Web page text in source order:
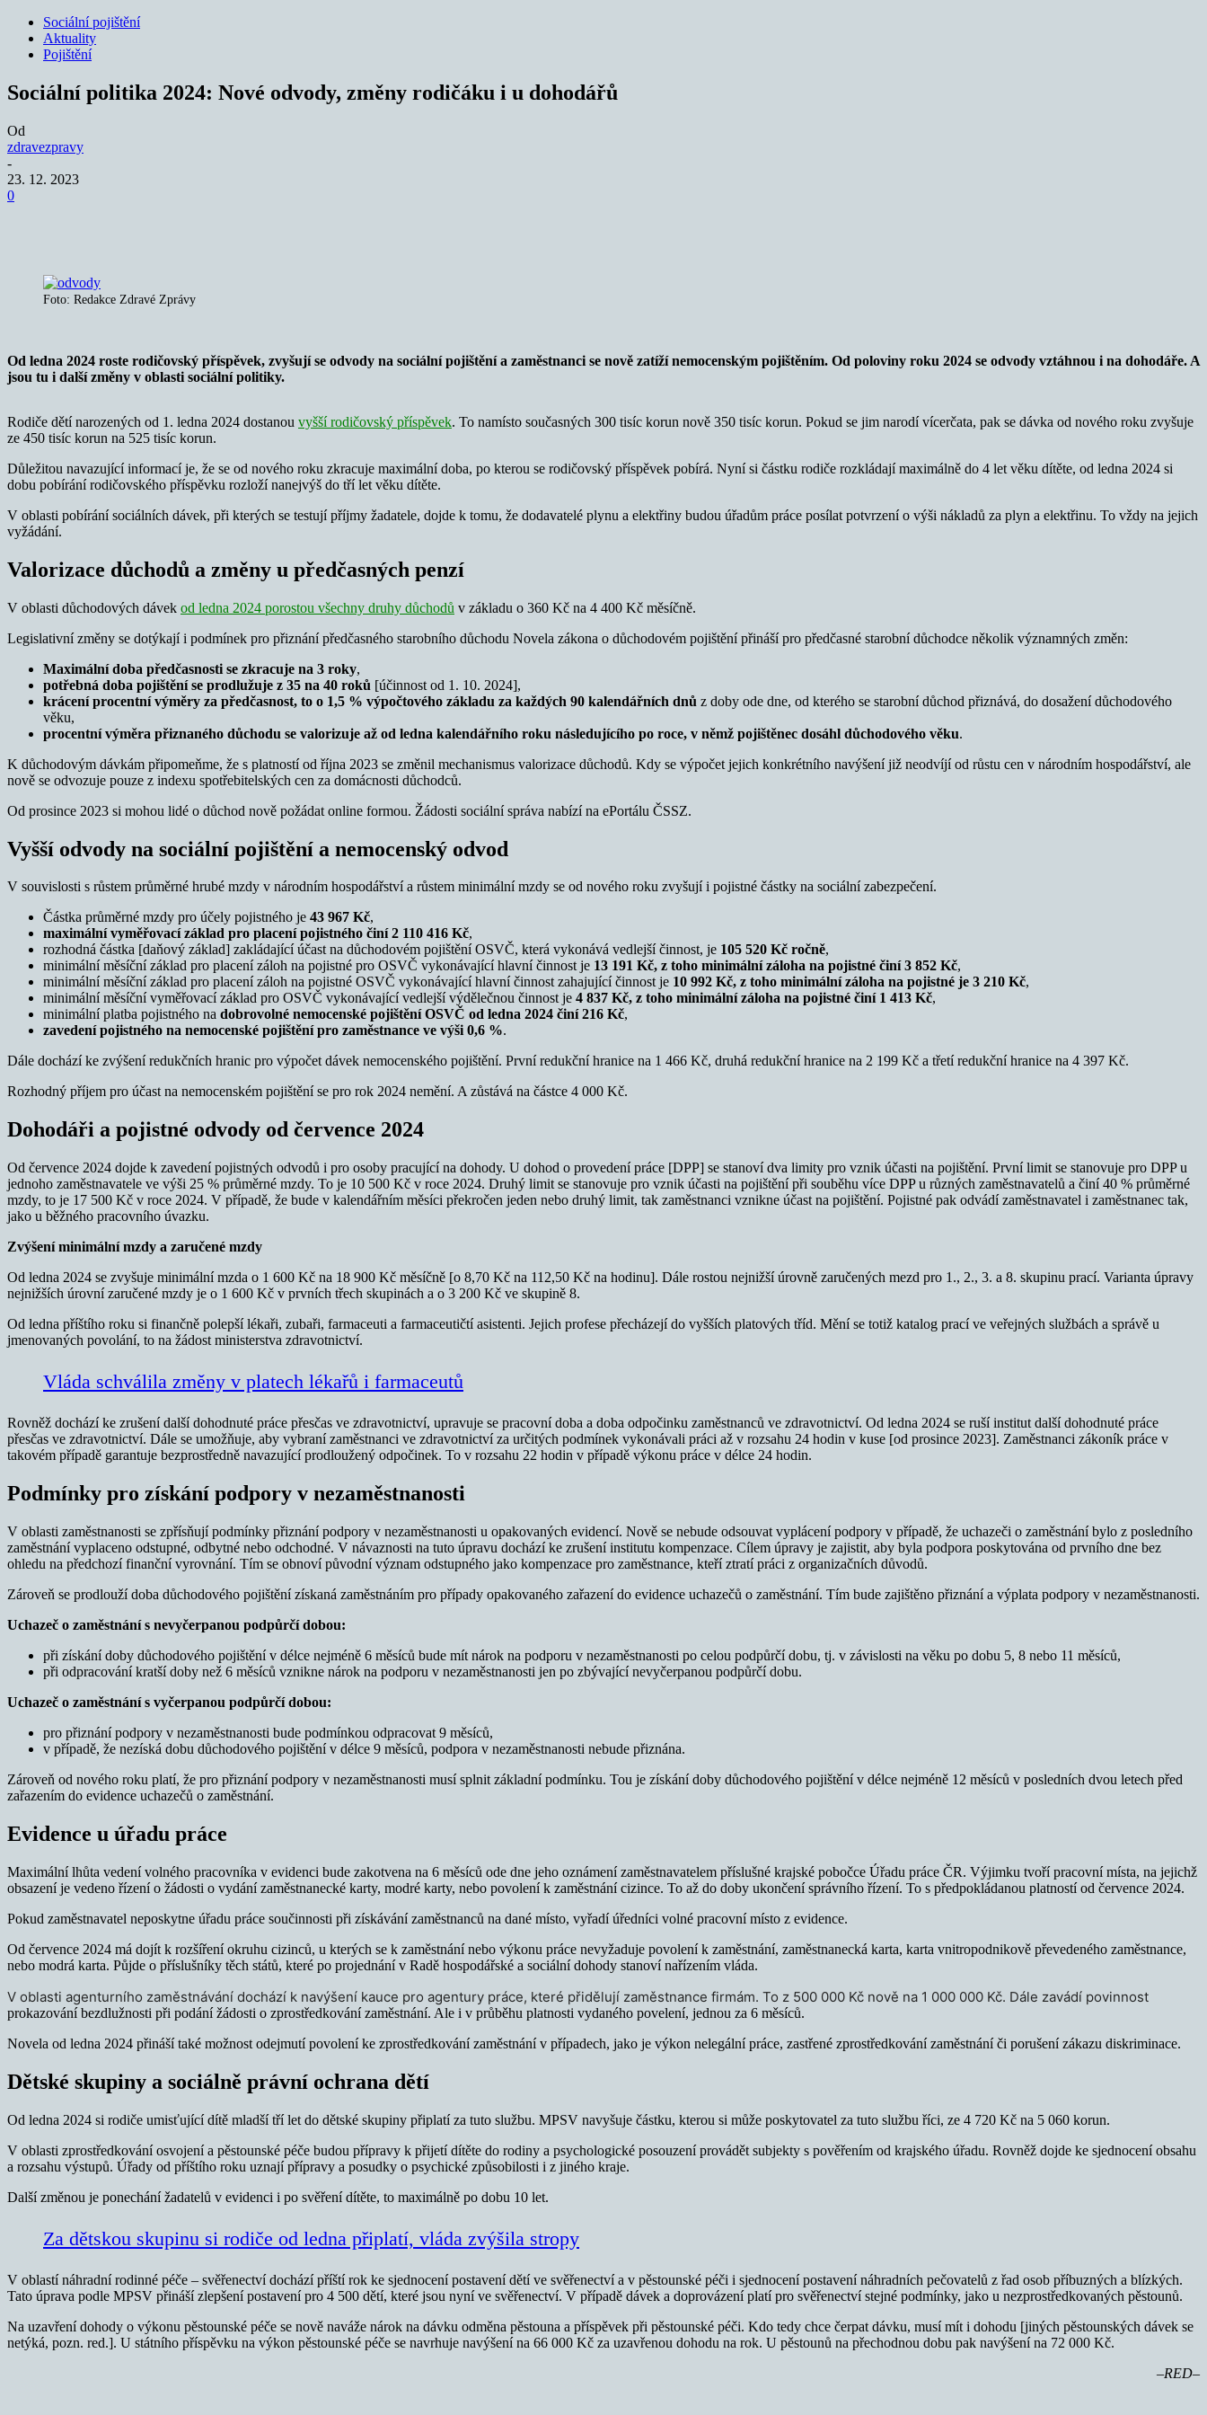
Sociální pojištění
Aktuality
Pojištění
Sociální politika 2024: Nové odvody, změny rodičáku i u dohodářů
Od
zdravezpravy
-
23. 12. 2023
0
Foto: Redakce Zdravé Zprávy
Od ledna 2024 roste rodičovský příspěvek, zvyšují se odvody na sociální pojištění a zaměstnanci se nově zatíží nemocenským pojištěním. Od poloviny roku 2024 se odvody vztáhnou i na dohodáře. A
jsou tu i další změny v oblasti sociální politiky.
Rodiče dětí narozených od 1. ledna 2024 dostanou vyšší rodičovský příspěvek. To namísto současných 300 tisíc korun nově 350 tisíc korun. Pokud se jim narodí vícerčata, pak se dávka od nového roku zvyšuje
ze 450 tisíc korun na 525 tisíc korun.
Důležitou navazující informací je, že se od nového roku zkracuje maximální doba, po kterou se rodičovský příspěvek pobírá. Nyní si částku rodiče rozkládají maximálně do 4 let věku dítěte, od ledna 2024 si
dobu pobírání rodičovského příspěvku rozloží nanejvýš do tří let věku dítěte.
V oblasti pobírání sociálních dávek, při kterých se testují příjmy žadatele, dojde k tomu, že dodavatelé plynu a elektřiny budou úřadům práce posílat potvrzení o výši nákladů za plyn a elektřinu. To vždy na jejich
vyžádání.
Valorizace důchodů a změny u předčasných penzí
V oblasti důchodových dávek od ledna 2024 porostou všechny druhy důchodů v základu o 360 Kč na 4 400 Kč měsíčně.
Legislativní změny se dotýkají i podmínek pro přiznání předčasného starobního důchodu Novela zákona o důchodovém pojištění přináší pro předčasné starobní důchodce několik významných změn:
Maximální doba předčasnosti se zkracuje na 3 roky,
potřebná doba pojištění se prodlužuje z 35 na 40 roků [účinnost od 1. 10. 2024],
krácení procentní výměry za předčasnost, to o 1,5 % výpočtového základu za každých 90 kalendářních dnů z doby ode dne, od kterého se starobní důchod přiznává, do dosažení důchodového
věku,
procentní výměra přiznaného důchodu se valorizuje až od ledna kalendářního roku následujícího po roce, v němž pojištěnec dosáhl důchodového věku.
K důchodovým dávkám připomeňme, že s platností od října 2023 se změnil mechanismus valorizace důchodů. Kdy se výpočet jejich konkrétního navýšení již neodvíjí od růstu cen v národním hospodářství, ale
nově se odvozuje pouze z indexu spotřebitelských cen za domácnosti důchodců.
Od prosince 2023 si mohou lidé o důchod nově požádat online formou. Žádosti sociální správa nabízí na ePortálu ČSSZ.
Vyšší odvody na sociální pojištění a nemocenský odvod
V souvislosti s růstem průměrné hrubé mzdy v národním hospodářství a růstem minimální mzdy se od nového roku zvyšují i pojistné částky na sociální zabezpečení.
Částka průměrné mzdy pro účely pojistného je 43 967 Kč,
maximální vyměřovací základ pro placení pojistného činí 2 110 416 Kč,
rozhodná částka [daňový základ] zakládající účast na důchodovém pojištění OSVČ, která vykonává vedlejší činnost, je 105 520 Kč ročně,
minimální měsíční základ pro placení záloh na pojistné pro OSVČ vykonávající hlavní činnost je 13 191 Kč, z toho minimální záloha na pojistné činí 3 852 Kč,
minimální měsíční základ pro placení záloh na pojistné OSVČ vykonávající hlavní činnost zahajující činnost je 10 992 Kč, z toho minimální záloha na pojistné je 3 210 Kč,
minimální měsíční vyměřovací základ pro OSVČ vykonávající vedlejší výdělečnou činnost je 4 837 Kč, z toho minimální záloha na pojistné činí 1 413 Kč,
minimální platba pojistného na dobrovolné nemocenské pojištění OSVČ od ledna 2024 činí 216 Kč,
zavedení pojistného na nemocenské pojištění pro zaměstnance ve výši 0,6 %.
Dále dochází ke zvýšení redukčních hranic pro výpočet dávek nemocenského pojištění. První redukční hranice na 1 466 Kč, druhá redukční hranice na 2 199 Kč a třetí redukční hranice na 4 397 Kč.
Rozhodný příjem pro účast na nemocenském pojištění se pro rok 2024 nemění. A zůstává na částce 4 000 Kč.
Dohodáři a pojistné odvody od července 2024
Od července 2024 dojde k zavedení pojistných odvodů i pro osoby pracující na dohody. U dohod o provedení práce [DPP] se stanoví dva limity pro vznik účasti na pojištění. První limit se stanovuje pro DPP u
jednoho zaměstnavatele ve výši 25 % průměrné mzdy. To je 10 500 Kč v roce 2024. Druhý limit se stanovuje pro vznik účasti na pojištění při souběhu více DPP u různých zaměstnavatelů a činí 40 % průměrné
mzdy, to je 17 500 Kč v roce 2024. V případě, že bude v kalendářním měsíci překročen jeden nebo druhý limit, tak zaměstnanci vznikne účast na pojištění. Pojistné pak odvádí zaměstnavatel i zaměstnanec tak,
jako u běžného pracovního úvazku.
Zvýšení minimální mzdy a zaručené mzdy
Od ledna 2024 se zvyšuje minimální mzda o 1 600 Kč na 18 900 Kč měsíčně [o 8,70 Kč na 112,50 Kč na hodinu]. Dále rostou nejnižší úrovně zaručených mezd pro 1., 2., 3. a 8. skupinu prací. Varianta úpravy
nejnižších úrovní zaručené mzdy je o 1 600 Kč v prvních třech skupinách a o 3 200 Kč ve skupině 8.
Od ledna příštího roku si finančně polepší lékaři, zubaři, farmaceuti a farmaceutičtí asistenti. Jejich profese přecházejí do vyšších platových tříd. Mění se totiž katalog prací ve veřejných službách a správě u
jmenovaných povolání, to na žádost ministerstva zdravotnictví.
Vláda schválila změny v platech lékařů i farmaceutů
Rovněž dochází ke zrušení další dohodnuté práce přesčas ve zdravotnictví, upravuje se pracovní doba a doba odpočinku zaměstnanců ve zdravotnictví. Od ledna 2024 se ruší institut další dohodnuté práce
přesčas ve zdravotnictví. Dále se umožňuje, aby vybraní zaměstnanci ve zdravotnictví za určitých podmínek vykonávali práci až v rozsahu 24 hodin v kuse [od prosince 2023]. Zaměstnanci zákoník práce v
takovém případě garantuje bezprostředně navazující prodloužený odpočinek. To v rozsahu 22 hodin v případě výkonu práce v délce 24 hodin.
Podmínky pro získání podpory v nezaměstnanosti
V oblasti zaměstnanosti se zpřísňují podmínky přiznání podpory v nezaměstnanosti u opakovaných evidencí. Nově se nebude odsouvat vyplácení podpory v případě, že uchazeči o zaměstnání bylo z posledního
zaměstnání vyplaceno odstupné, odbytné nebo odchodné. V návaznosti na tuto úpravu dochází ke zrušení institutu kompenzace. Cílem úpravy je zajistit, aby byla podpora poskytována od prvního dne bez
ohledu na předchozí finanční vyrovnání. Tím se obnoví původní význam odstupného jako kompenzace pro zaměstnance, kteří ztratí práci z organizačních důvodů.
Zároveň se prodlouží doba důchodového pojištění získaná zaměstnáním pro případy opakovaného zařazení do evidence uchazečů o zaměstnání. Tím bude zajištěno přiznání a výplata podpory v nezaměstnanosti.
Uchazeč o zaměstnání s nevyčerpanou podpůrčí dobou:
při získání doby důchodového pojištění v délce nejméně 6 měsíců bude mít nárok na podporu v nezaměstnanosti po celou podpůrčí dobu, tj. v závislosti na věku po dobu 5, 8 nebo 11 měsíců,
při odpracování kratší doby než 6 měsíců vznikne nárok na podporu v nezaměstnanosti jen po zbývající nevyčerpanou podpůrčí dobu.
Uchazeč o zaměstnání s vyčerpanou podpůrčí dobou:
pro přiznání podpory v nezaměstnanosti bude podmínkou odpracovat 9 měsíců,
v případě, že nezíská dobu důchodového pojištění v délce 9 měsíců, podpora v nezaměstnanosti nebude přiznána.
Zároveň od nového roku platí, že pro přiznání podpory v nezaměstnanosti musí splnit základní podmínku. Tou je získání doby důchodového pojištění v délce nejméně 12 měsíců v posledních dvou letech před
zařazením do evidence uchazečů o zaměstnání.
Evidence u úřadu práce
Maximální lhůta vedení volného pracovníka v evidenci bude zakotvena na 6 měsíců ode dne jeho oznámení zaměstnavatelem příslušné krajské pobočce Úřadu práce ČR. Výjimku tvoří pracovní místa, na jejichž
obsazení je vedeno řízení o žádosti o vydání zaměstnanecké karty, modré karty, nebo povolení k zaměstnání cizince. To až do doby ukončení správního řízení. To s předpokládanou platností od července 2024.
Pokud zaměstnavatel neposkytne úřadu práce součinnosti při získávání zaměstnanců na dané místo, vyřadí úředníci volné pracovní místo z evidence.
Od července 2024 má dojít k rozšíření okruhu cizinců, u kterých se k zaměstnání nebo výkonu práce nevyžaduje povolení k zaměstnání, zaměstnanecká karta, karta vnitropodnikově převedeného zaměstnance,
nebo modrá karta. Půjde o příslušníky těch států, které po projednání v Radě hospodářské a sociální dohody stanoví nařízením vláda.
V oblasti agenturního zaměstnávání dochází k navýšení kauce pro agentury práce, které přidělují zaměstnance firmám. To z 500 000 Kč nově na 1 000 000 Kč. Dále zavádí povinnost
prokazování bezdlužnosti při podání žádosti o zprostředkování zaměstnání. Ale i v průběhu platnosti vydaného povelení, jednou za 6 měsíců.
Novela od ledna 2024 přináší také možnost odejmutí povolení ke zprostředkování zaměstnání v případech, jako je výkon nelegální práce, zastřené zprostředkování zaměstnání či porušení zákazu diskriminace.
Dětské skupiny a sociálně právní ochrana dětí
Od ledna 2024 si rodiče umisťující dítě mladší tří let do dětské skupiny připlatí za tuto službu. MPSV navyšuje částku, kterou si může poskytovatel za tuto službu říci, ze 4 720 Kč na 5 060 korun.
V oblasti zprostředkování osvojení a pěstounské péče budou přípravy k přijetí dítěte do rodiny a psychologické posouzení provádět subjekty s pověřením od krajského úřadu. Rovněž dojde ke sjednocení obsahu
a rozsahu výstupů. Úřady od příštího roku uznají přípravy a posudky o psychické způsobilosti i z jiného kraje.
Další změnou je ponechání žadatelů v evidenci i po svěření dítěte, to maximálně po dobu 10 let.
Za dětskou skupinu si rodiče od ledna připlatí, vláda zvýšila stropy
V oblastí náhradní rodinné péče – svěřenectví dochází příští rok ke sjednocení postavení dětí ve svěřenectví a v pěstounské péči i sjednocení postavení náhradních pečovatelů z řad osob příbuzných a blízkých.
Tato úprava podle MPSV přináší zlepšení postavení pro 4 500 dětí, které jsou nyní ve svěřenectví. V případě dávek a doprovázení platí pro svěřenectví stejné podmínky, jako u nezprostředkovaných pěstounů.
Na uzavření dohody o výkonu pěstounské péče se nově naváže nárok na dávku odměna pěstouna a příspěvek při pěstounské péči. Kdo tedy chce čerpat dávku, musí mít i dohodu [jiných pěstounských dávek se
netýká, pozn. red.]. U státního příspěvku na výkon pěstounské péče se navrhuje navýšení na 66 000 Kč za uzavřenou dohodu na rok. U pěstounů na přechodnou dobu pak navýšení na 72 000 Kč.
–RED–